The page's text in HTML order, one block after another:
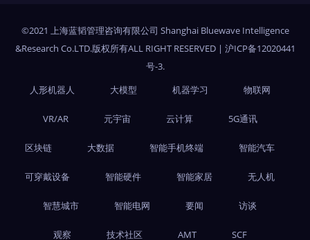
©2021 上海蓝韬管理咨询有限公司 Shanghai Bluewave Intelligence
&Research Co.LTD.版权所有ALL RIGHT RESERVED | 沪ICP备12020441
号-3.
人形机器人
大模型 机器学习 物联网
VR/AR 元宇宙 云计算 5G通讯
区块链 大数据 智能手机终端 智能汽车
可穿戴设备 智能硬件 智能家居 无人机
智慧城市 智能电网 要闻 访谈
观察 技术社区 AMT SCF